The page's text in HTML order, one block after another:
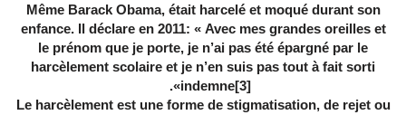
Même Barack Obama, était harcelé et moqué durant son
enfance. Il déclare en 2011: « Avec mes grandes oreilles et
le prénom que je porte, je n’ai pas été épargné par le
harcèlement scolaire et je n’en suis pas tout à fait sorti
indemne[3]
».
Le harcèlement est une forme de stigmatisation, de rejet ou